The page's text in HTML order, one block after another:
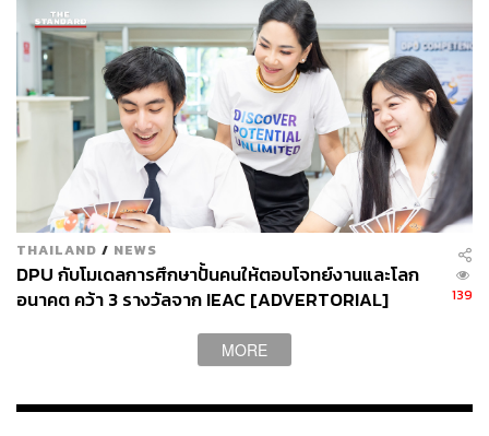
THAILAND / NEWS
DPU กับโมเดลการศึกษาปั้นคนให้ตอบโจทย์งานและโลก
อนาคต คว้า 3 รางวัลจาก IEAC [ADVERTORIAL]
139
MORE